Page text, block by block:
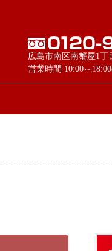
広島市南区南蟹屋1丁
営業時間 10:00～